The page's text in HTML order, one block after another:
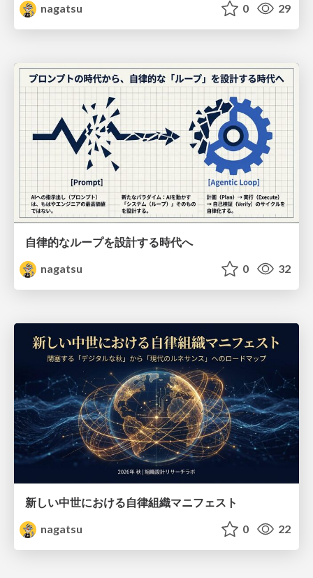
nagatsu
0 29
自律的なループを設計する時代へ
nagatsu
0 32
新しい中世における自律組織マニフェスト
nagatsu
0 22